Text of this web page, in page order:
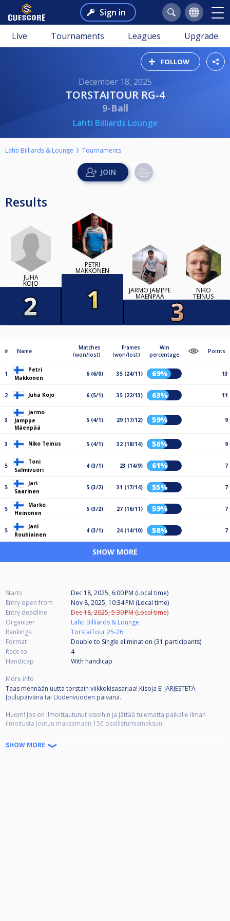
Sign in
Live Tournaments Leagues Upgrade
FOLLOW
December 18, 2025
TORSTAITOUR RG-4
9-Ball
Lahti Billiards Lounge
Lahti Billiards & Lounge Tournaments
Results
JUHA
KOJO
PETRI
MAKKONEN
JARMO JAMPPE
MÄENPÄÄ
NIKO
TEINUS
# Name
Matches
(won/lost)
Frames
(won/lost)
Win
percentage
Points
1
Petri
Makkonen
6 (6/0) 35 (24/11) 69% 13
2 Juha Kojo 6 (5/1) 35 (22/13) 63% 11
3
Jarmo
Jamppe
Mäenpää
5 (4/1) 29 (17/12) 59% 9
3 Niko Teinus 5 (4/1) 32 (18/14) 56% 9
5
Toni
Salmivuori
4 (3/1) 23 (14/9) 61% 7
5
Jari
Saarinen
5 (3/2) 31 (17/14) 55% 7
5
Marko
Heinonen
5 (3/2) 27 (16/11) 59% 7
5
Jani
Rouhiainen
4 (3/1) 24 (14/10) 58% 7
SHOW MORE
Starts
Dec 18, 2025, 6:00 PM (Local time)
Entry open from
Nov 8, 2025, 10:34 PM (Local time)
Entry deadline
Dec 18, 2025, 5:30 PM (Local time)
Organizer
Lahti Billiards & Lounge
Rankings
TorstaiTour 25-26
Format
Double to Single elimination (31 participants)
Race to
4
Handicap
With handicap
More info
Taas mennään uutta torstain viikkokisasarjaa! Kisoja EI JÄRJESTETÄ
Joulupäivänä tai Uudenvuoden päivänä.
Huom! Jos on ilmoittautunut kisoihin ja jättää tulematta paikalle ilman
ilmoitusta joutuu maksamaan 15€ osallistumismaksun.
Muutama muutos edelliseen sarjaan tarvittavan kisamäärän, tasoituksien ja
jackpotin kanssa, joista tiedot kisailmoituksessa.
SHOW MORE